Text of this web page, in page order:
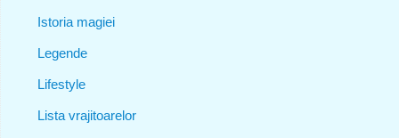
Istoria magiei
Legende
Lifestyle
Lista vrajitoarelor